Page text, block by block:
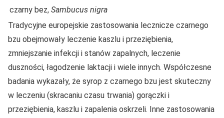
czarny bez, Sambucus nigra
Tradycyjne europejskie zastosowania lecznicze czarnego
bzu obejmowały leczenie kaszlu i przeziębienia,
zmniejszanie infekcji i stanów zapalnych, leczenie
duszności, łagodzenie laktacji i wiele innych. Współczesne
badania wykazały, że syrop z czarnego bzu jest skuteczny
w leczeniu (skracaniu czasu trwania) gorączki i
przeziębienia, kaszlu i zapalenia oskrzeli. Inne zastosowania